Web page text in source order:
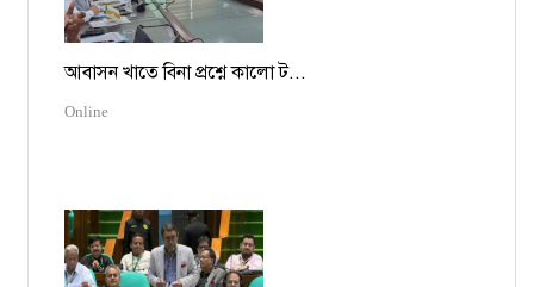
আবাসন খাতে বিনা প্রশ্নে কালো ট...
Online